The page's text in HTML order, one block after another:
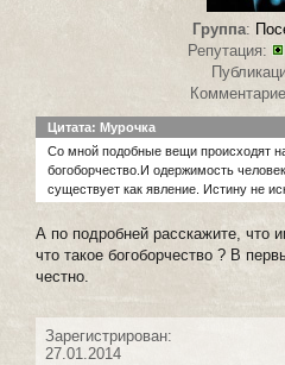
Группа:
Репутация:
Цитата: Мурочка
Со мной подобные вещи происходят
богоборчество.И одержимость
существует как явление. Истину не
А по подробней расскажите, что
что такое богоборчество ? В
честно.
Зарегистрирован:
27.01.2014